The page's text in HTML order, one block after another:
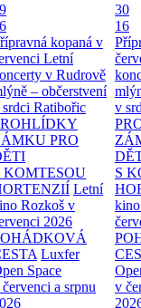
kopaná v
Letní
v Rudrově
– občerstvení
Ratibořic
PRO
KOMTESOU
Letní
Rozkoš v
2026
Luxfer
Space
a srpnu
30
16
v
S
v